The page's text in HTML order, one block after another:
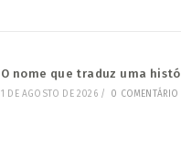
O nome que traduz uma
1 DE AGOSTO DE 2026 / 0 COMENTÁRIO